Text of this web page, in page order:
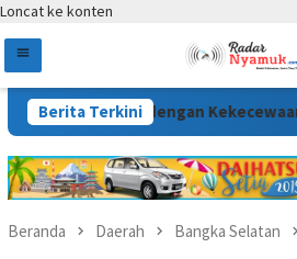
Loncat ke konten
Berita Terkini
Berakhir dengan Kekecewaan,
Beranda Daerah Bangka Selatan